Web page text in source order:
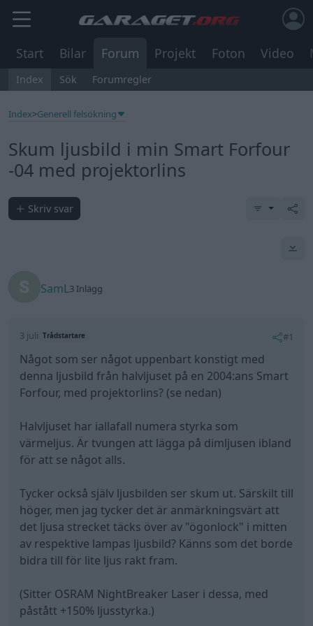
Start Bilar Forum Projekt Foton Video
Index Sök Forumregler
Index>Generell felsökning
Skum ljusbild i min Smart Forfour
-04 med projektorlins
Skriv svar
SamL3 Inlägg
3 juli Trådstartare #1
Något som ser något uppenbart konstigt med
denna ljusbild från halvljuset på en 2004:ans Smart
Forfour, med projektorlins? (se nedan)
Halvljuset har iallafall numera styrka som
värmeljus. Är tvungen att lägga på dimljusen ibland
för att se något alls.
Tycker också själv ljusbilden ser skum ut. Särskilt till
höger, men jag tycker det är anmärkningsvärt att
det ljusa strecket täcks över av "ögonlock" i mitten
av respektive lampas ljusbild? Känns som det borde
bidra till för lite ljus rakt fram.
(Sitter OSRAM NightBreaker Laser i dessa, med
påstått +150% ljusstyrka.)